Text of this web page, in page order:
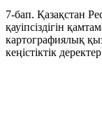
7-бап. Қазақстан
қауіпсіздігін
картографиялық
кеңістіктік